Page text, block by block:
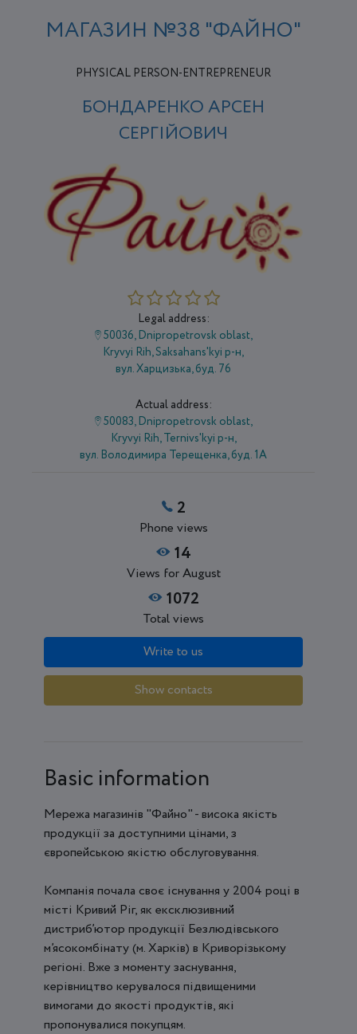
МАГАЗИН №38 "ФАЙНО"
PHYSICAL PERSON-ENTREPRENEUR
БОНДАРЕНКО АРСЕН
СЕРГІЙОВИЧ
Legal address:
50036, Dnipropetrovsk oblast,
Kryvyi Rih, Saksahans'kyi р-н,
вул. Харцизька, буд. 76
Actual address:
50083, Dnipropetrovsk oblast,
Kryvyi Rih, Ternivs'kyi р-н,
вул. Володимира Терещенка, буд. 1А
2
Phone views
14
Views for August
1072
Total views
Write to us
Show contacts
Basic information
Мережа магазинів "Файно" - висока якість
продукції за доступними цінами, з
європейською якістю обслуговування.
Компанія почала своє існування у 2004 році в
місті Кривий Ріг, як ексклюзивний
дистриб’ютор продукції Безлюдівського
м’ясокомбінату (м. Харків) в Криворізькому
регіоні. Вже з моменту заснування,
керівництво керувалося підвищеними
вимогами до якості продуктів, які
пропонувалися покупцям.